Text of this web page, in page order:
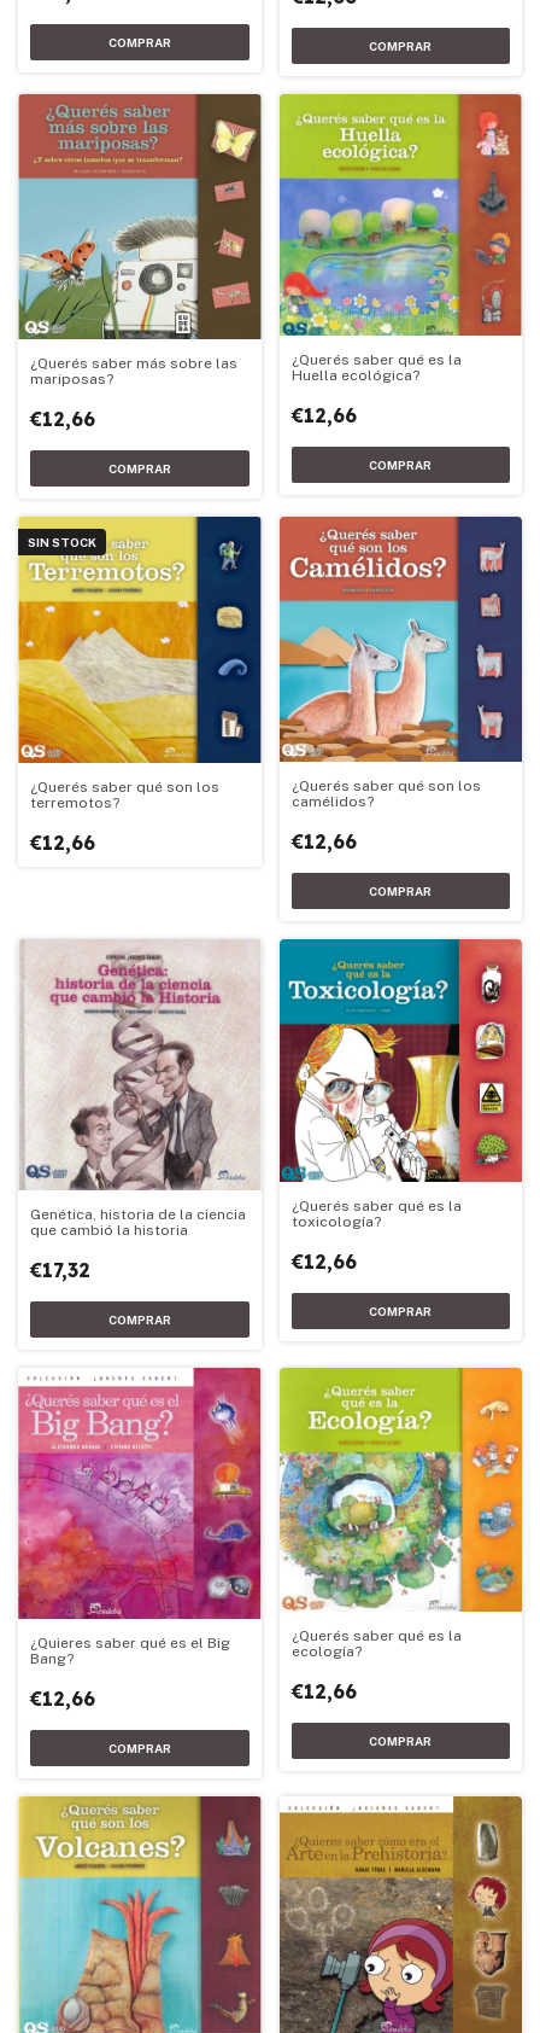
¿Querés saber más sobre las
mariposas?
€12,66
¿Querés saber qué es la
Huella ecológica?
€12,66
SIN STOCK
¿Querés saber qué son los
terremotos?
€12,66
¿Querés saber qué son los
camélidos?
€12,66
Genética, historia de la ciencia
que cambió la historia
€17,32
¿Querés saber qué es la
toxicología?
€12,66
¿Quieres saber qué es el Big
Bang?
€12,66
¿Querés saber qué es la
ecología?
€12,66